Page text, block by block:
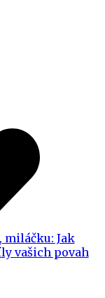
miláčku: Jak
vašich povah